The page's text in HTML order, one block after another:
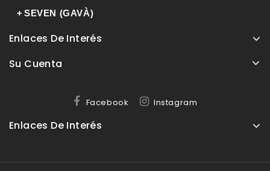
08830 Sant Boi de Llobregat
Barcelona / 93 6307284
Carrer Doctor Reig, 67
08840 Viladecans
SEVEN (GAVÀ)
08850 Gavà
Enlaces De Interés
Su Cuenta
Facebook Instagram
Enlaces De Interés